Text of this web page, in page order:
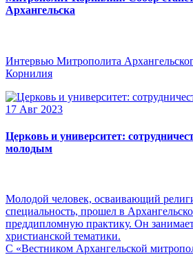
Архангельска
Интервью Митрополита
Корнилия
17 Авг 2023
Церковь и университет:
молодым
Молодой человек, осваивающий
специальность, прошел в
преддипломную практику. Он
христианской тематики.
С «Вестником Архангельской